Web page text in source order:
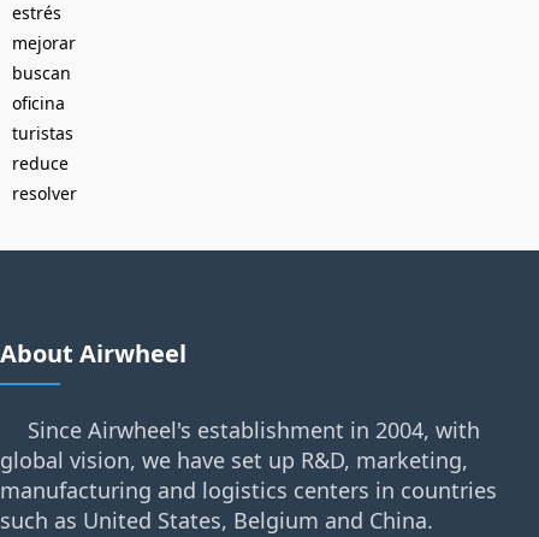
estrés
mejorar
buscan
oficina
turistas
reduce
resolver
About Airwheel
Since Airwheel's establishment in 2004, with
global vision, we have set up R&D, marketing,
manufacturing and logistics centers in countries
such as United States, Belgium and China.